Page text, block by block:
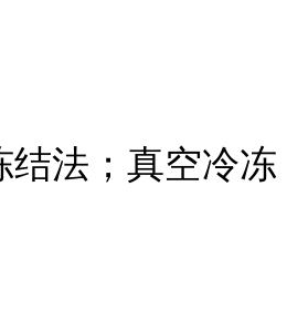
法；真空冷冻